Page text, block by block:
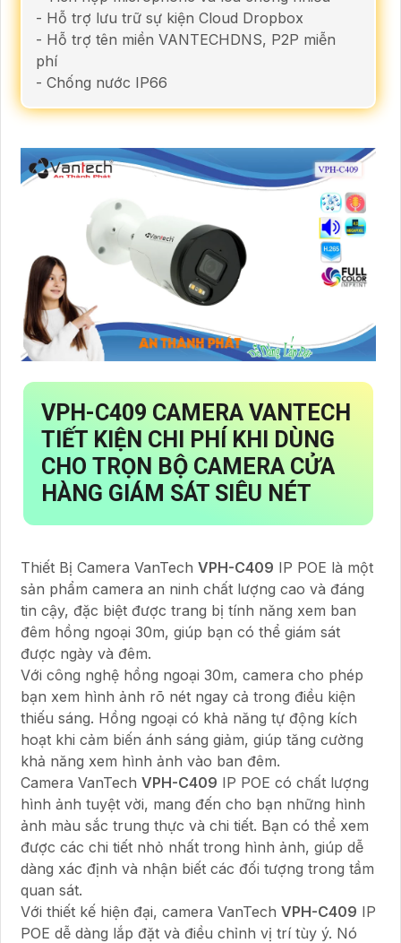
- Hỗ trợ lưu trữ sự kiện Cloud Dropbox
- Hỗ trợ tên miền VANTECHDNS, P2P miễn
phí
- Chống nước IP66
VPH-C409 CAMERA VANTECH
TIẾT KIỆN CHI PHÍ KHI DÙNG
CHO TRỌN BỘ CAMERA CỬA
HÀNG GIÁM SÁT SIÊU NÉT
Thiết Bị Camera VanTech VPH-C409 IP POE là một
sản phẩm camera an ninh chất lượng cao và đáng
tin cậy, đặc biệt được trang bị tính năng xem ban
đêm hồng ngoại 30m, giúp bạn có thể giám sát
được ngày và đêm.
Với công nghệ hồng ngoại 30m, camera cho phép
bạn xem hình ảnh rõ nét ngay cả trong điều kiện
thiếu sáng. Hồng ngoại có khả năng tự động kích
hoạt khi cảm biến ánh sáng giảm, giúp tăng cường
khả năng xem hình ảnh vào ban đêm.
Camera VanTech VPH-C409 IP POE có chất lượng
hình ảnh tuyệt vời, mang đến cho bạn những hình
ảnh màu sắc trung thực và chi tiết. Bạn có thể xem
được các chi tiết nhỏ nhất trong hình ảnh, giúp dễ
dàng xác định và nhận biết các đối tượng trong tầm
quan sát.
Với thiết kế hiện đại, camera VanTech VPH-C409 IP
POE dễ dàng lắp đặt và điều chỉnh vị trí tùy ý. Nó